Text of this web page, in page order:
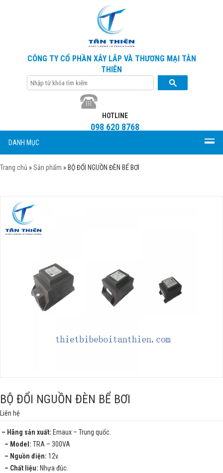
CÔNG TY CỔ PHẦN XÂY LẮP VÀ THƯƠNG MẠI TÂN
THIÊN
HOTLINE
098 620 8768
DANH MỤC
Trang chủ »Sản phẩm » BỘ ĐỔI NGUỒN ĐÈN BỂ BƠI
BỘ ĐỔI NGUỒN ĐÈN BỂ BƠI
Liên hệ
– Hãng sản xuất: Emaux – Trung quốc.
– Model: TRA – 300VA
– Nguồn điện: 12v.
– Chất liệu: Nhựa đúc.